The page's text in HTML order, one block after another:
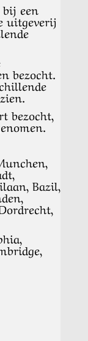
een
uitgeverij
bezocht.
bezocht,
Bazil,